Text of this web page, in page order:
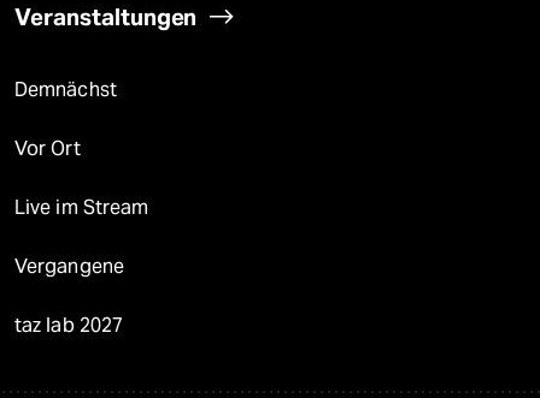
Veranstaltungen
Demnächst
Vor Ort
Live im Stream
Vergangene
taz lab 2027